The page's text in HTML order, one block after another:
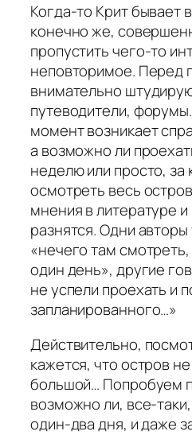
Когда-то Крит бывает
конечно же,
пропустить чего-то
неповторимое. Перед
внимательно
путеводители,
момент возникает
а возможно ли
неделю или просто,
осмотреть весь
мнения в литературе
разнятся. Одни
«нечего там
один день», другие
не успели проехать и
запланированного…»
Действительно,
кажется, что остров
большой… Попробуем
возможно ли, все-
один-два дня, и даже